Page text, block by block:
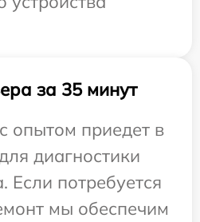
за 35 минут
опытом приедет в
диагностики
Если потребуется
мы обеспечим